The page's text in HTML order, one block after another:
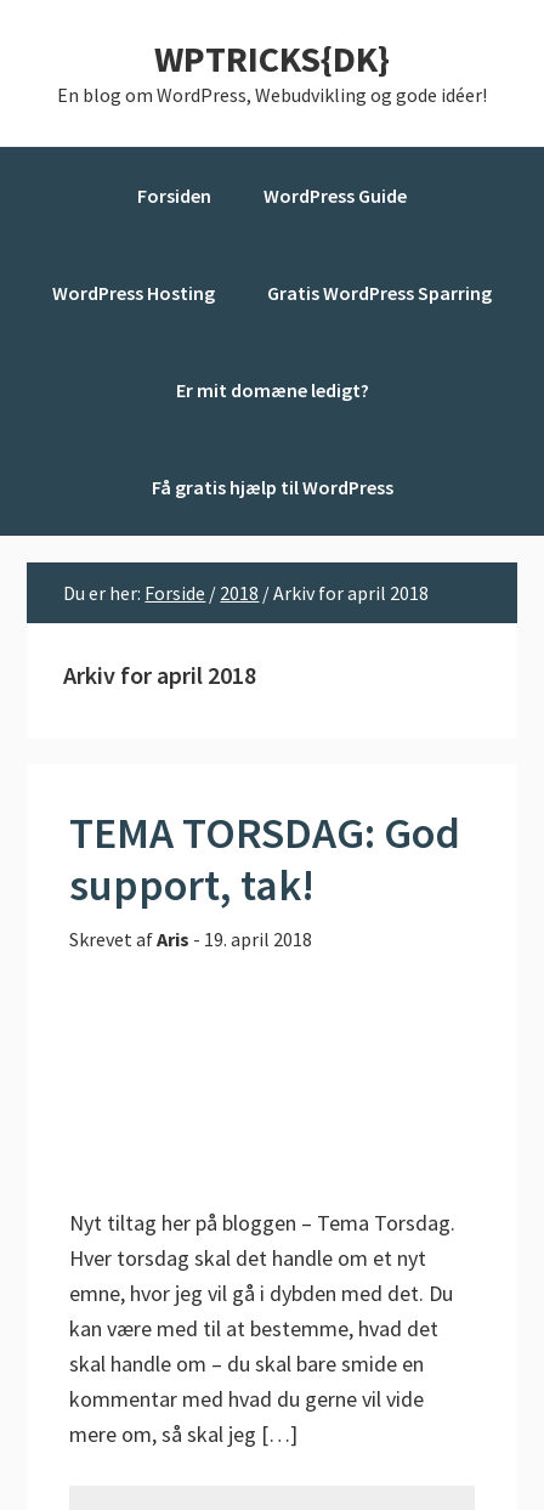
indhold
WPTRICKS{DK}
En blog om WordPress, Webudvikling og gode idéer!
Forsiden WordPress Guide
WordPress Hosting Gratis WordPress Sparring
Er mit domæne ledigt?
Få gratis hjælp til WordPress
Du er her: Forside / 2018 /Arkiv for april 2018
Arkiv for april 2018
TEMA TORSDAG: God
support, tak!
Skrevet afAris - 19. april 2018
Nyt tiltag her på bloggen – Tema Torsdag.
Hver torsdag skal det handle om et nyt
emne, hvor jeg vil gå i dybden med det. Du
kan være med til at bestemme, hvad det
skal handle om – du skal bare smide en
kommentar med hvad du gerne vil vide
mere om, så skal jeg […]